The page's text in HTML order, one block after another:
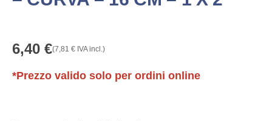
6,40 €(7,81 € IVA incl.)
*Prezzo valido solo per ordini online